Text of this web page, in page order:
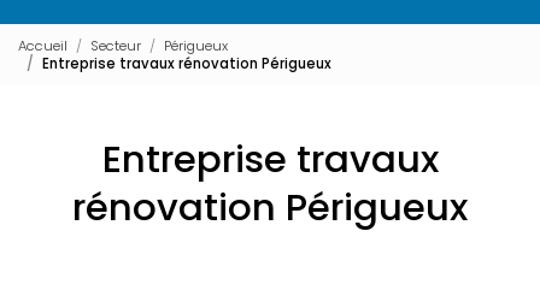
Accueil Secteur
Périgueux
Entreprise travaux rénovation Périgueux
Entreprise travaux
rénovation Périgueux